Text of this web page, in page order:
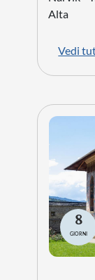
Alta
Vedi
8
GIORNI